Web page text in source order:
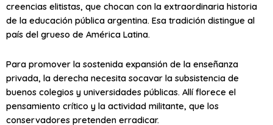
creencias elitistas, que chocan con la extraordinaria historia
de la educación pública argentina. Esa tradición distingue al
país del grueso de América Latina.
Para promover la sostenida expansión de la enseñanza
privada, la derecha necesita socavar la subsistencia de
buenos colegios y universidades públicas. Allí florece el
pensamiento crítico y la actividad militante, que los
conservadores pretenden erradicar.